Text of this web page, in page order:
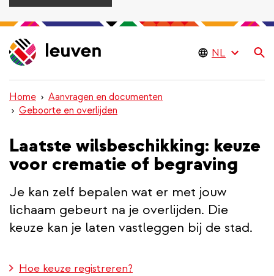
Overslaan
en
naar
inhoud
gaan
Home
Aanvragen en documenten
Geboorte en overlijden
Laatste wilsbeschikking: keuze
voor crematie of begraving
Je kan zelf bepalen wat er met jouw
lichaam gebeurt na je overlijden. Die
keuze kan je laten vastleggen bij de stad.
Hoe keuze registreren?